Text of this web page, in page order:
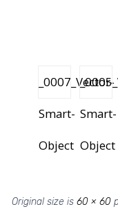
_0007_Vector-
Smart-
Object
Smart-
Object
Original size is 60 × 60